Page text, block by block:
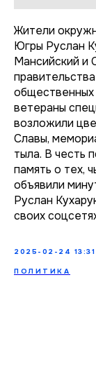
Жители
Югры Руслан
Мансийский и
общественных
ветераны
возложили
Славы,
тыла. В честь
память о тех,
объявили
Руслан
своих
2025-02-24 13:31
ПОЛИТИКА